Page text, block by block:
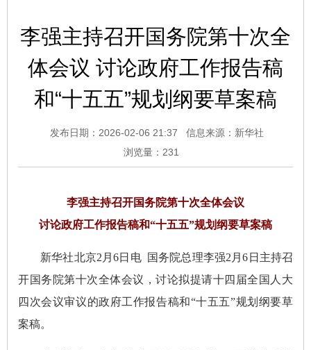
李强主持召开国务院第十次全
体会议 讨论政府工作报告稿
和“十五五”规划纲要草案稿
发布日期：2026-02-06 21:37
信息来源：新华社
浏览量： 231
李强主持召开国务院第十次全体会议
讨论政府工作报告稿和“十五五”规划纲要草案稿
新华社北京2月6日电 国务院总理李强2月6日主持召
开国务院第十次全体会议，讨论拟提请十四届全国人大
四次会议审议的政府工作报告稿和“十五五”规划纲要草
案稿。